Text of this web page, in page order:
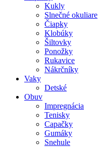
Kukly
Slnečné okuliare
Čiapky
Klobúky
Šiltovky
Ponožky
Rukavice
Nákrčníky
Vaky
Detské
Obuv
Impregnácia
Tenisky
Capačky
Gumáky
Snehule